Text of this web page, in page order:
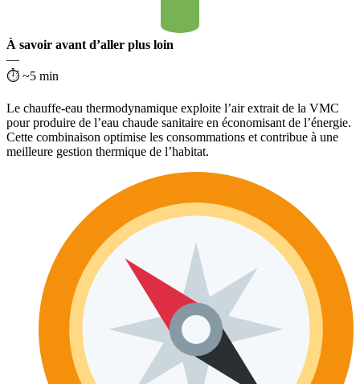
À savoir avant d’aller plus loin
—
⏱ ~5 min
Le chauffe-eau thermodynamique exploite l’air extrait de la VMC
pour produire de l’eau chaude sanitaire en économisant de l’énergie.
Cette combinaison optimise les consommations et contribue à une
meilleure gestion thermique de l’habitat.